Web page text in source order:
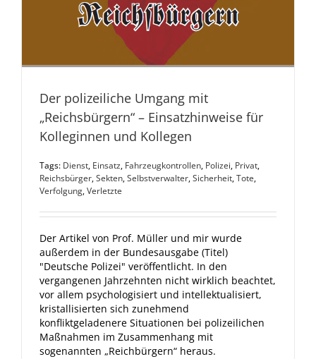
Der polizeiliche Umgang mit
„Reichsbürgern“ – Einsatzhinweise für
Kolleginnen und Kollegen
Tags: Dienst, Einsatz, Fahrzeugkontrollen, Polizei, Privat,
Reichsbürger,Sekten,Selbstverwalter,Sicherheit,Tote,
Verfolgung,Verletzte
Der Artikel von Prof. Müller und mir wurde
außerdem in der Bundesausgabe (Titel)
"Deutsche Polizei" veröffentlicht. In den
vergangenen Jahrzehnten nicht wirklich beachtet,
vor allem psychologisiert und intellektualisiert,
kristallisierten sich zunehmend
konfliktgeladenere Situationen bei polizeilichen
Maßnahmen im Zusammenhang mit
sogenannten „Reichbürgern“ heraus.